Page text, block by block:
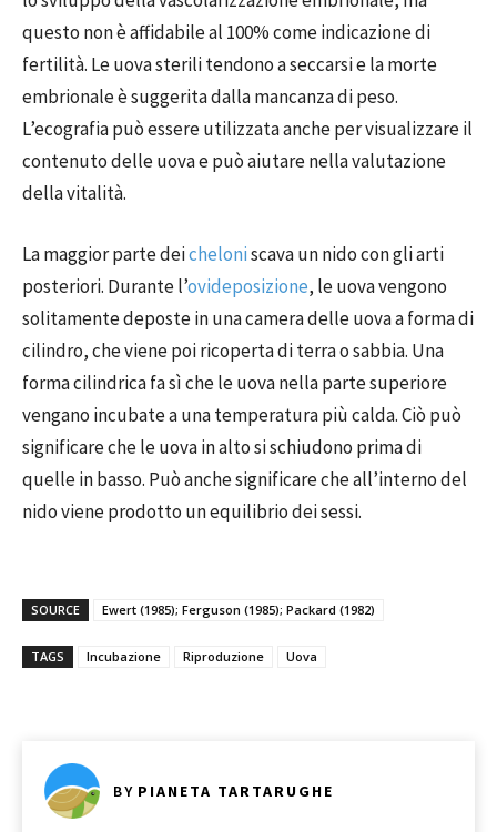
questo non è affidabile al 100% come indicazione di
fertilità. Le uova sterili tendono a seccarsi e la morte
embrionale è suggerita dalla mancanza di peso.
L’ecografia può essere utilizzata anche per visualizzare il
contenuto delle uova e può aiutare nella valutazione
della vitalità.
La maggior parte deicheloniscava un nido con gli arti
posteriori. Durante l’ovideposizione, le uova vengono
solitamente deposte in una camera delle uova a forma di
cilindro, che viene poi ricoperta di terra o sabbia. Una
forma cilindrica fa sì che le uova nella parte superiore
vengano incubate a una temperatura più calda. Ciò può
significare che le uova in alto si schiudono prima di
quelle in basso. Può anche significare che all’interno del
nido viene prodotto un equilibrio dei sessi.
SOURCE Ewert (1985); Ferguson (1985); Packard (1982)
TAGS Incubazione Riproduzione Uova
BY PIANETA TARTARUGHE